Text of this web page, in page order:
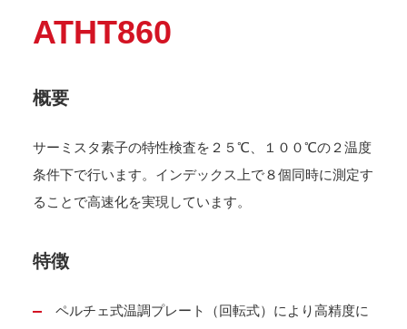
ATHT860
概要
サーミスタ素子の特性検査を２５℃、１００℃の２温度
条件下で行います。インデックス上で８個同時に測定す
ることで高速化を実現しています。
特徴
ペルチェ式温調プレート（回転式）により高精度に